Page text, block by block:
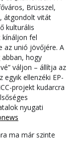
Brüsszel,
átgondolt vitát
kulturális
kínáljon fel
az unió jövőjére. A
hogy
váljon – állítja az
egyik ellenzéki EP-
projekt kudarcra
nyugati
ma már szinte